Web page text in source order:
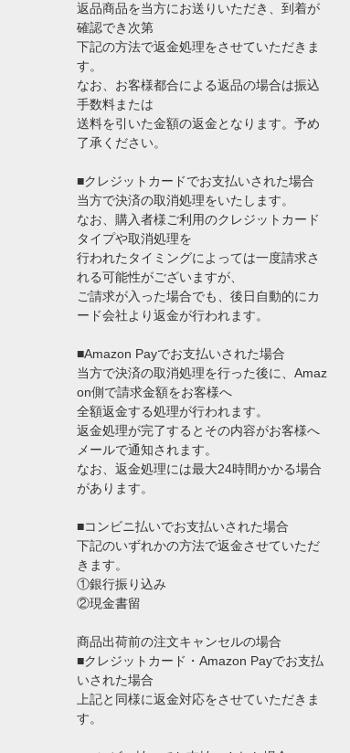
返品商品を当方にお送りいただき、到着が
確認でき次第
下記の方法で返金処理をさせていただきま
す。
なお、お客様都合による返品の場合は振込
手数料または
送料を引いた金額の返金となります。予め
了承ください。
■クレジットカードでお支払いされた場合
当方で決済の取消処理をいたします。
なお、購入者様ご利用のクレジットカード
タイプや取消処理を
行われたタイミングによっては一度請求さ
れる可能性がございますが、
ご請求が入った場合でも、後日自動的にカ
ード会社より返金が行われます。
■Amazon Payでお支払いされた場合
当方で決済の取消処理を行った後に、Amaz
on側で請求金額をお客様へ
全額返金する処理が行われます。
返金処理が完了するとその内容がお客様へ
メールで通知されます。
なお、返金処理には最大24時間かかる場合
があります。
■コンビニ払いでお支払いされた場合
下記のいずれかの方法で返金させていただ
きます。
①銀行振り込み
②現金書留
商品出荷前の注文キャンセルの場合
■クレジットカード・Amazon Payでお支払
いされた場合
上記と同様に返金対応をさせていただきま
す。